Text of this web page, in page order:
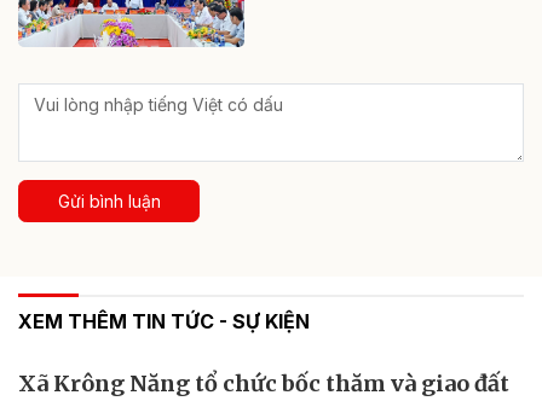
Gửi bình luận
XEM THÊM TIN TỨC - SỰ KIỆN
Xã Krông Năng tổ chức bốc thăm và giao đất